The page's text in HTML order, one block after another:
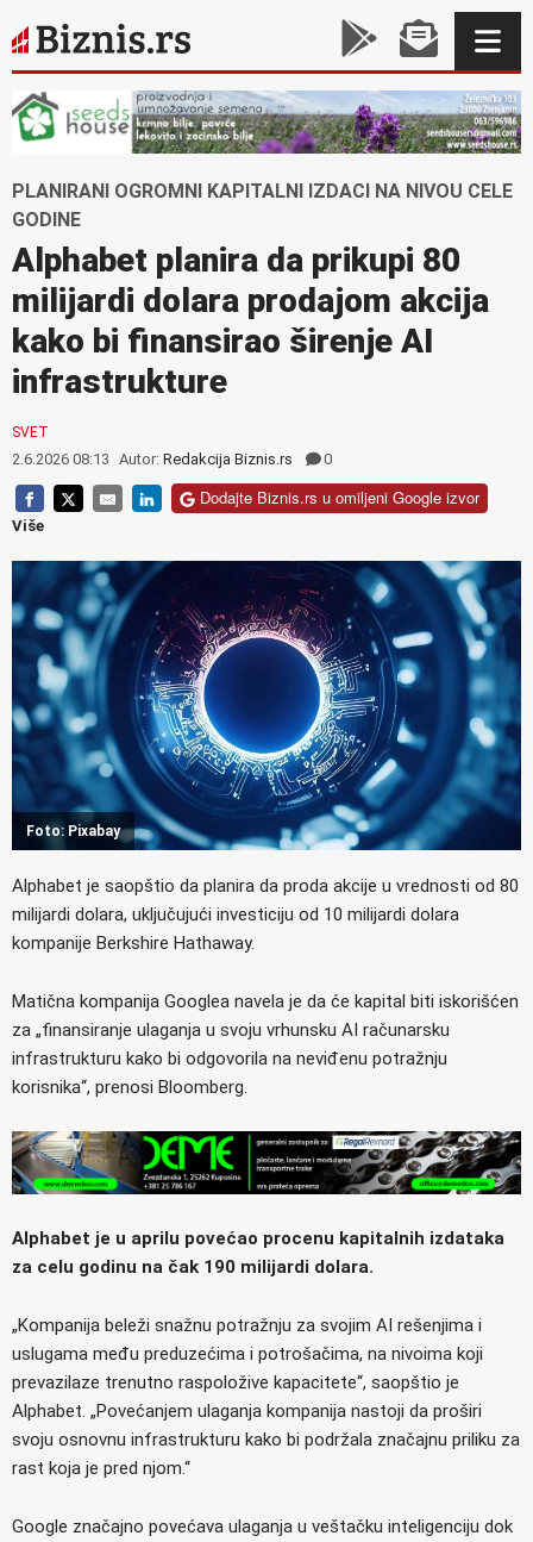
PLANIRANI OGROMNI KAPITALNI IZDACI NA NIVOU CELE
GODINE
Alphabet planira da prikupi 80
milijardi dolara prodajom akcija
kako bi finansirao širenje AI
infrastrukture
SVET
2.6.2026 08:13 Autor: Redakcija Biznis.rs 0
Dodajte Biznis.rs u omiljeni Google izvor
Više
Foto: Pixabay
Alphabet je saopštio da planira da proda akcije u vrednosti od 80
milijardi dolara, uključujući investiciju od 10 milijardi dolara
kompanije Berkshire Hathaway.
Matična kompanija Googlea navela je da će kapital biti iskorišćen
za „finansiranje ulaganja u svoju vrhunsku AI računarsku
infrastrukturu kako bi odgovorila na neviđenu potražnju
korisnika“, prenosi Bloomberg.
Alphabet je u aprilu povećao procenu kapitalnih izdataka
za celu godinu na čak 190 milijardi dolara.
„Kompanija beleži snažnu potražnju za svojim AI rešenjima i
uslugama među preduzećima i potrošačima, na nivoima koji
prevazilaze trenutno raspoložive kapacitete“, saopštio je
Alphabet. „Povećanjem ulaganja kompanija nastoji da proširi
svoju osnovnu infrastrukturu kako bi podržala značajnu priliku za
rast koja je pred njom.“
Google značajno povećava ulaganja u veštačku inteligenciju dok